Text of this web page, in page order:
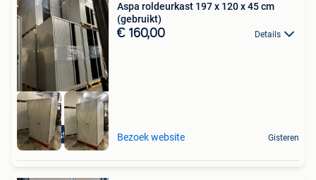
20 stuks
Aspa roldeurkast 197 x 120 x 45 cm
(gebruikt)
€ 160,00 Details
Bezoek website Gisteren